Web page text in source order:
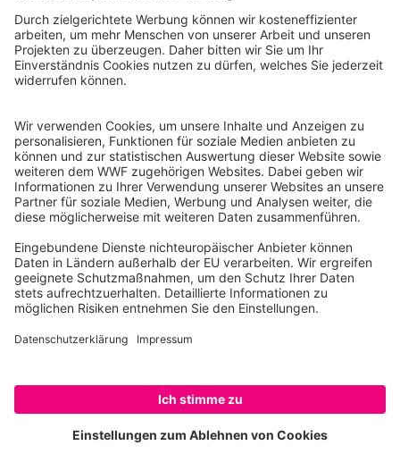
WWF Deutschland
Reinhardtstr. 18
10117 Berlin
Ihre Spende kann steuerlich geltend gemacht werden
Registriert als Stiftung WWF Deutschland, Senatsverwaltung für
Justiz Berlin, Az: 3416/976/2
Umsatzsteuer-Identifikationsnummer: DE 114236103
Freistellungsbescheid: Als gemeinnützige Körperschaft befreit
von der Körperschaftssteuer gem. §5 I 9 KStg. unter der
Steuernummer 27/641/09321